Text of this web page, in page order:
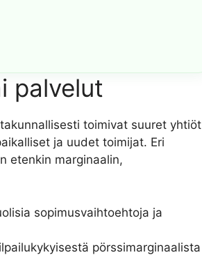
palvelut
toimivat suuret yhtiöt
ja uudet toimijat. Eri
etenkin marginaalin,
sopimusvaihtoehtoja ja
pörssimarginaalista